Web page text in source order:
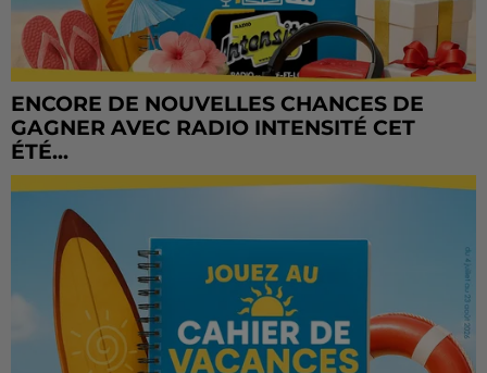
ENCORE DE NOUVELLES CHANCES DE
GAGNER AVEC RADIO INTENSITÉ CET
ÉTÉ...